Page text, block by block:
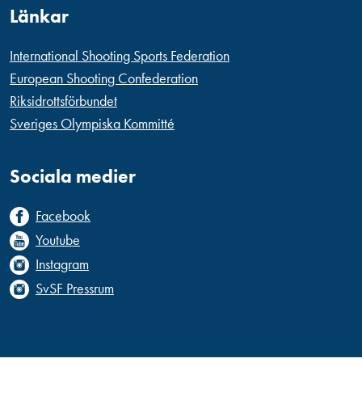
Länkar
International Shooting Sports Federation
European Shooting Confederation
Riksidrottsförbundet
Sveriges Olympiska Kommitté
Sociala medier
Facebook
Youtube
Instagram
SvSF Pressrum